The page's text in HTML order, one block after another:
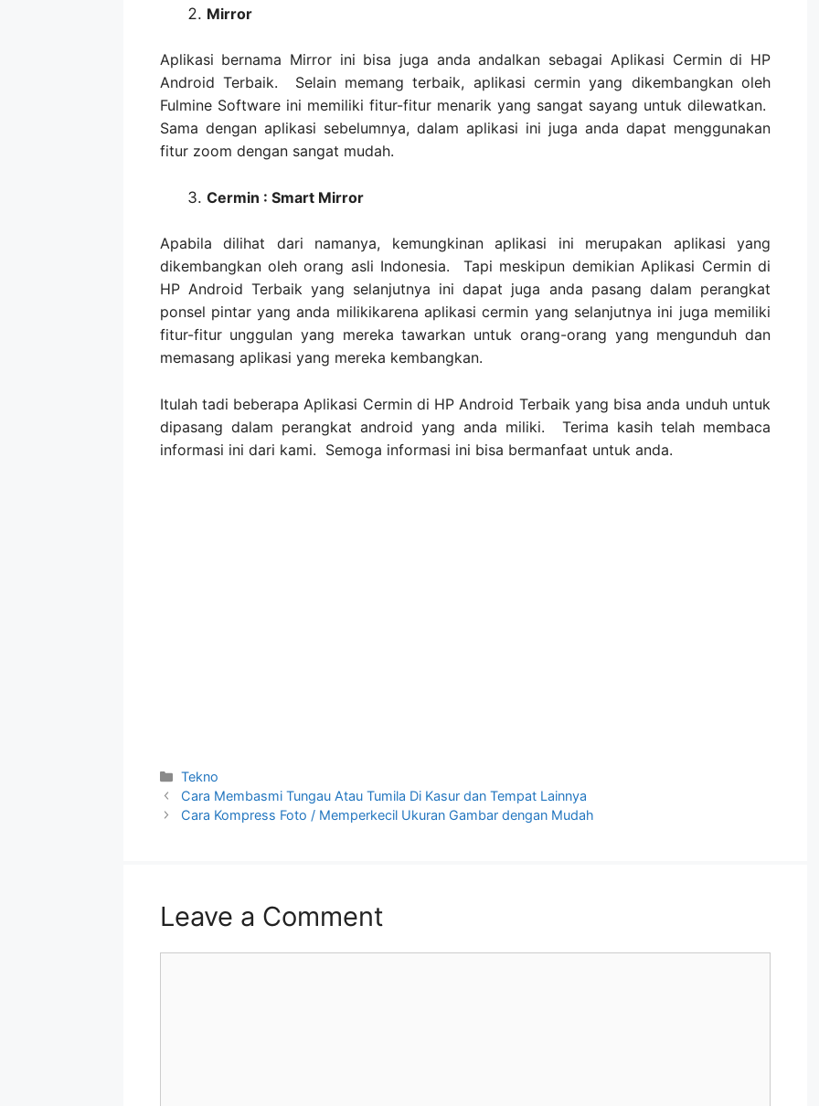
Mirror
Aplikasi bernama Mirror ini bisa juga anda andalkan sebagai Aplikasi Cermin di HP
Android Terbaik. Selain memang terbaik, aplikasi cermin yang dikembangkan oleh
Fulmine Software ini memiliki fitur-fitur menarik yang sangat sayang untuk dilewatkan.
Sama dengan aplikasi sebelumnya, dalam aplikasi ini juga anda dapat menggunakan
fitur zoom dengan sangat mudah.
Cermin : Smart Mirror
Apabila dilihat dari namanya, kemungkinan aplikasi ini merupakan aplikasi yang
dikembangkan oleh orang asli Indonesia. Tapi meskipun demikian Aplikasi Cermin di
HP Android Terbaik yang selanjutnya ini dapat juga anda pasang dalam perangkat
ponsel pintar yang anda milikikarena aplikasi cermin yang selanjutnya ini juga memiliki
fitur-fitur unggulan yang mereka tawarkan untuk orang-orang yang mengunduh dan
memasang aplikasi yang mereka kembangkan.
Itulah tadi beberapa Aplikasi Cermin di HP Android Terbaik yang bisa anda unduh untuk
dipasang dalam perangkat android yang anda miliki. Terima kasih telah membaca
informasi ini dari kami. Semoga informasi ini bisa bermanfaat untuk anda.
Categories
Tekno
Cara Membasmi Tungau Atau Tumila Di Kasur dan Tempat Lainnya
Cara Kompress Foto / Memperkecil Ukuran Gambar dengan Mudah
Leave a Comment